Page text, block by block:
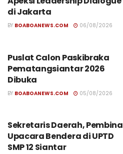
di Jakarta
BY BOABOANEWS.COM 06/08/2026
Puslat Calon Paskibraka
Pematangsiantar 2026
Dibuka
BY BOABOANEWS.COM 05/08/2026
Sekretaris Daerah, Pembina
Upacara Bendera di UPTD
SMP 12 Siantar